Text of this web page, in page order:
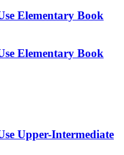
Elementary Book
Elementary Book
Upper-Intermediate